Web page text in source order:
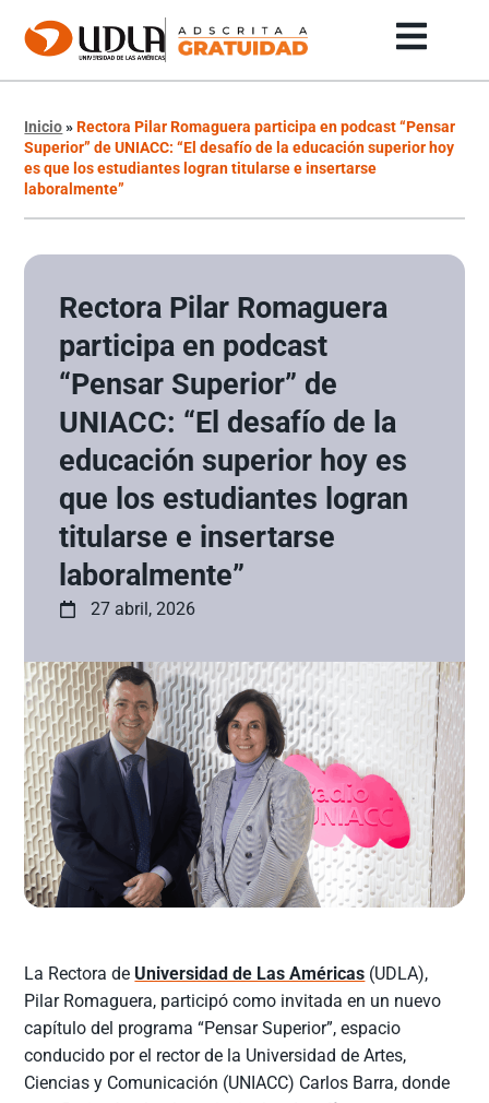
Inicio»Rectora Pilar Romaguera participa en podcast “Pensar
Superior” de UNIACC: “El desafío de la educación superior hoy
es que los estudiantes logran titularse e insertarse
laboralmente”
Rectora Pilar Romaguera
participa en podcast
“Pensar Superior” de
UNIACC: “El desafío de la
educación superior hoy es
que los estudiantes logran
titularse e insertarse
laboralmente”
27 abril, 2026
La Rectora de Universidad de Las Américas (UDLA),
Pilar Romaguera, participó como invitada en un nuevo
capítulo del programa “Pensar Superior”, espacio
conducido por el rector de la Universidad de Artes,
Ciencias y Comunicación (UNIACC) Carlos Barra, donde